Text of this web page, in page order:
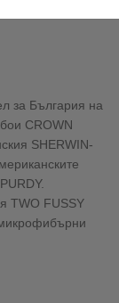
за България на
CROWN
SHERWIN-
TWO FUSSY